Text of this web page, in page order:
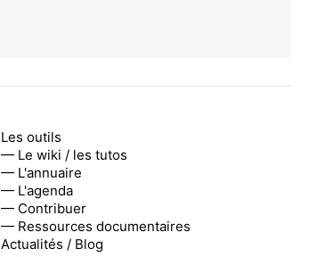
Les outils
— Le wiki / les tutos
— L'annuaire
— L'agenda
— Contribuer
— Ressources documentaires
Actualités / Blog